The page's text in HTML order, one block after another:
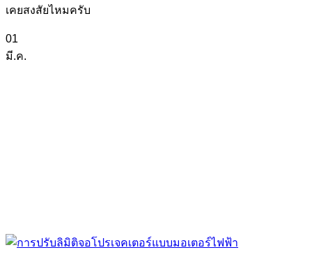
เคยสงสัยไหมครับ
01
มี.ค.